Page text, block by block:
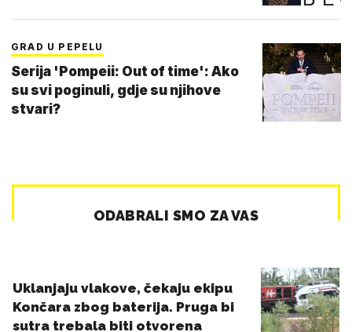
GRAD U PEPELU
Serija 'Pompeii: Out of time': Ako
su svi poginuli, gdje su njihove
stvari?